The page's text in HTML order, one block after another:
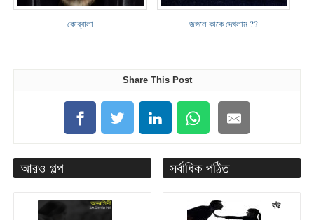
কোব্বালা জঙ্গলে কাকে দেখলাম ??
Share This Post
আরও গল্প সর্বাধিক পঠিত
বউ